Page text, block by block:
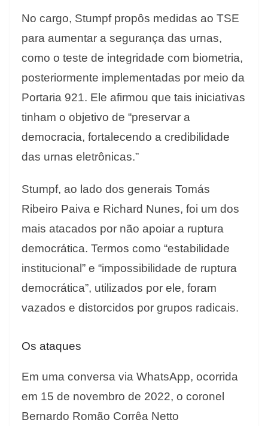
No cargo, Stumpf propôs medidas ao TSE
para aumentar a segurança das urnas,
como o teste de integridade com biometria,
posteriormente implementadas por meio da
Portaria 921. Ele afirmou que tais iniciativas
tinham o objetivo de “preservar a
democracia, fortalecendo a credibilidade
das urnas eletrônicas.”
Stumpf, ao lado dos generais Tomás
Ribeiro Paiva e Richard Nunes, foi um dos
mais atacados por não apoiar a ruptura
democrática. Termos como “estabilidade
institucional” e “impossibilidade de ruptura
democrática”, utilizados por ele, foram
vazados e distorcidos por grupos radicais.
Os ataques
Em uma conversa via WhatsApp, ocorrida
em 15 de novembro de 2022, o coronel
Bernardo Romão Corrêa Netto